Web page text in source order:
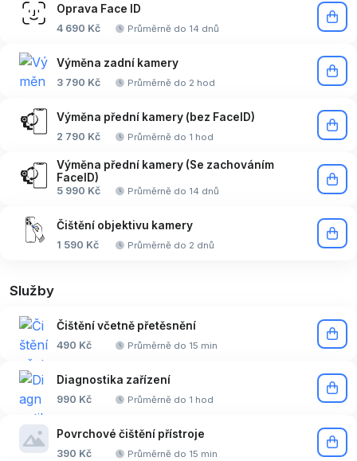
Oprava Face ID
4 690 Kč Průměrně do 14 dnů
Výměna zadní kamery
3 790 Kč Průměrně do 2 hod
Výměna přední kamery (bez FaceID)
2 790 Kč Průměrně do 1 hod
Výměna přední kamery (Se zachováním
FaceID)
5 990 Kč Průměrně do 14 dnů
Čištění objektivu kamery
1 590 Kč Průměrně do 2 dnů
Služby
Čištění včetně přetěsnění
490 Kč Průměrně do 15 min
Diagnostika zařízení
990 Kč Průměrně do 1 hod
Povrchové čištění přístroje
390 Kč Průměrně do 15 min